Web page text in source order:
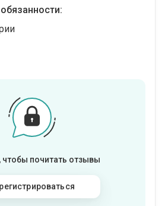
чтобы почитать отзывы